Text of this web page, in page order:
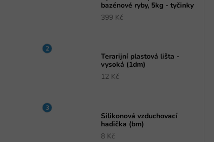
bazénové ryby, 5kg - tyčinky
399 Kč
Terarijní plastová lišta -
vysoká (1dm)
12 Kč
Silikonová vzduchovací
hadička (bm)
8 Kč